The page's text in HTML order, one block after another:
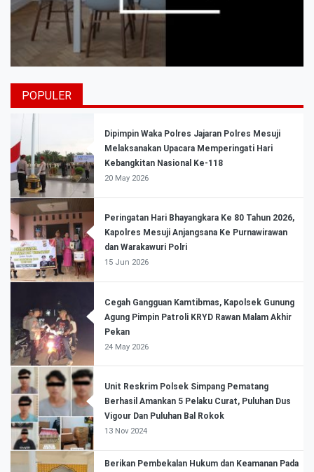
POPULER
Dipimpin Waka Polres Jajaran Polres Mesuji
Melaksanakan Upacara Memperingati Hari
Kebangkitan Nasional Ke-118
20 May 2026
Peringatan Hari Bhayangkara Ke 80 Tahun 2026,
Kapolres Mesuji Anjangsana Ke Purnawirawan
dan Warakawuri Polri
15 Jun 2026
Cegah Gangguan Kamtibmas, Kapolsek Gunung
Agung Pimpin Patroli KRYD Rawan Malam Akhir
Pekan
24 May 2026
Unit Reskrim Polsek Simpang Pematang
Berhasil Amankan 5 Pelaku Curat, Puluhan Dus
Vigour Dan Puluhan Bal Rokok
13 Nov 2024
Berikan Pembekalan Hukum dan Keamanan Pada